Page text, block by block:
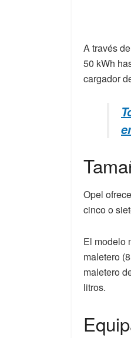
A través
50 kWh
cargador
Opel
cinco o
El modelo
maletero
maletero
litros.